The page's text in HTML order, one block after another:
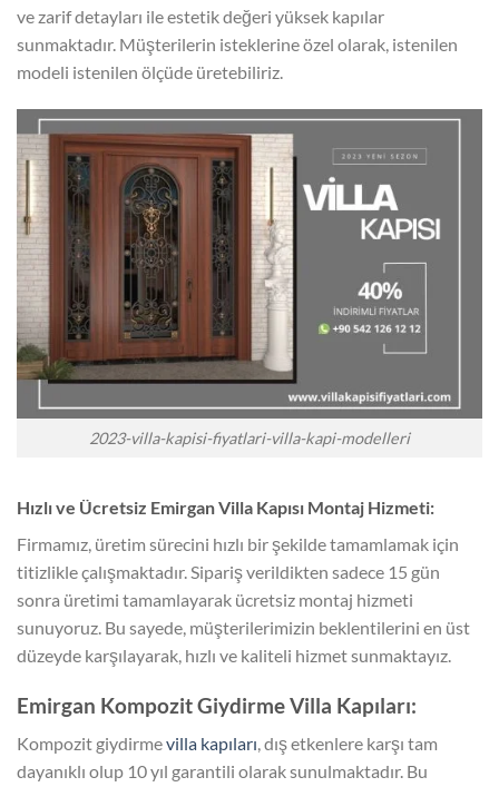
ve zarif detayları ile estetik değeri yüksek kapılar
sunmaktadır. Müşterilerin isteklerine özel olarak, istenilen
modeli istenilen ölçüde üretebiliriz.
2023-villa-kapisi-fiyatlari-villa-kapi-modelleri
Hızlı ve Ücretsiz Emirgan Villa Kapısı Montaj Hizmeti:
Firmamız, üretim sürecini hızlı bir şekilde tamamlamak için
titizlikle çalışmaktadır. Sipariş verildikten sadece 15 gün
sonra üretimi tamamlayarak ücretsiz montaj hizmeti
sunuyoruz. Bu sayede, müşterilerimizin beklentilerini en üst
düzeyde karşılayarak, hızlı ve kaliteli hizmet sunmaktayız.
Emirgan Kompozit Giydirme Villa Kapıları:
Kompozit giydirmevilla kapıları, dış etkenlere karşı tam
dayanıklı olup 10 yıl garantili olarak sunulmaktadır. Bu